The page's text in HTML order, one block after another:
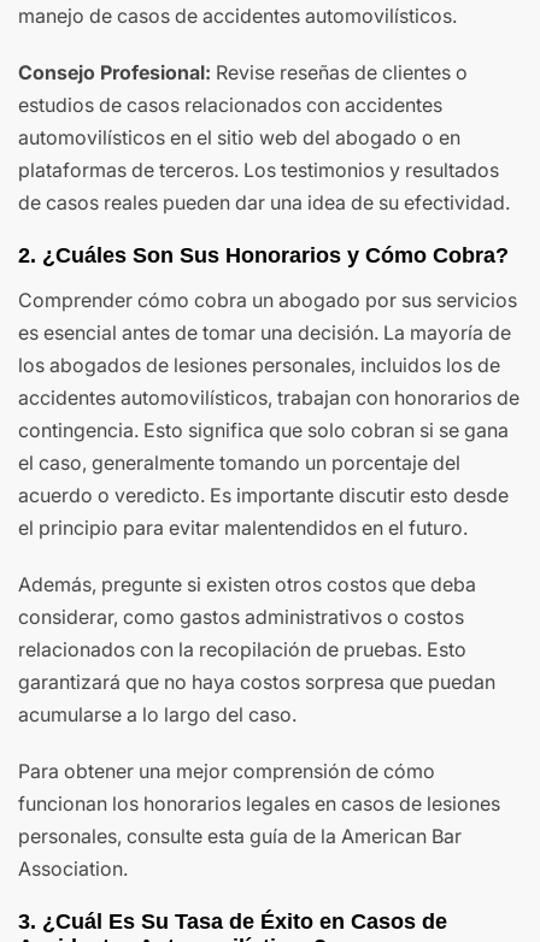
manejo de casos de accidentes automovilísticos.
Consejo Profesional: Revise reseñas de clientes o
estudios de casos relacionados con accidentes
automovilísticos en el sitio web del abogado o en
plataformas de terceros. Los testimonios y resultados
de casos reales pueden dar una idea de su efectividad.
2. ¿Cuáles Son Sus Honorarios y Cómo Cobra?
Comprender cómo cobra un abogado por sus servicios
es esencial antes de tomar una decisión. La mayoría de
los abogados de lesiones personales, incluidos los de
accidentes automovilísticos, trabajan con honorarios de
contingencia. Esto significa que solo cobran si se gana
el caso, generalmente tomando un porcentaje del
acuerdo o veredicto. Es importante discutir esto desde
el principio para evitar malentendidos en el futuro.
Además, pregunte si existen otros costos que deba
considerar, como gastos administrativos o costos
relacionados con la recopilación de pruebas. Esto
garantizará que no haya costos sorpresa que puedan
acumularse a lo largo del caso.
Para obtener una mejor comprensión de cómo
funcionan los honorarios legales en casos de lesiones
personales, consulte esta guía de la American Bar
Association.
3. ¿Cuál Es Su Tasa de Éxito en Casos de